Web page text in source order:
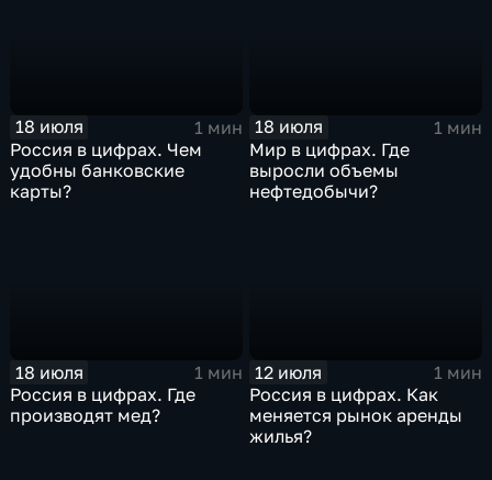
18 июля
1 мин
Россия в цифрах. Чем
удобны банковские
карты?
18 июля
1 мин
Мир в цифрах. Где
выросли объемы
нефтедобычи?
18 июля
1 мин
Россия в цифрах. Где
производят мед?
12 июля
1 мин
Россия в цифрах. Как
меняется рынок аренды
жилья?